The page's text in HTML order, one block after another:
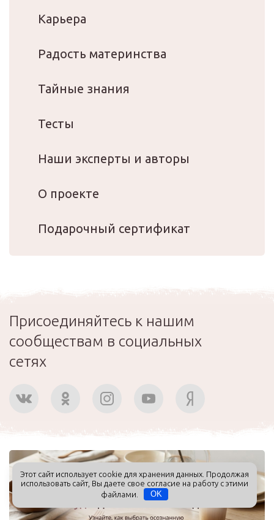
Карьера
Радость материнства
Тайные знания
Тесты
Наши эксперты и авторы
О проекте
Подарочный сертификат
Присоединяйтесь к нашим
сообществам в социальных
сетях
Этот сайт использует cookie для хранения данных. Продолжая
использовать сайт, Вы даете свое согласие на работу с этими
файлами.
OK